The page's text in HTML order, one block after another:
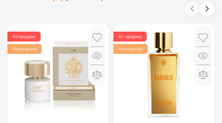
Хіт продажу
Популярний
Хіт продажу
Популярний